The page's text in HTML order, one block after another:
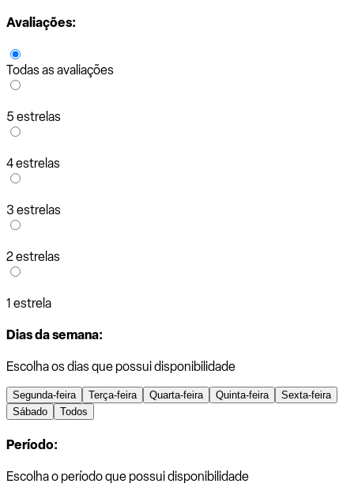
Avaliações:
Todas as avaliações
5 estrelas
4 estrelas
3 estrelas
2 estrelas
1 estrela
Dias da semana:
Escolha os dias que possui disponibilidade
Segunda-feira Terça-feira Quarta-feira Quinta-feira
Sexta-feira
Sábado
Todos
Período:
Escolha o período que possui disponibilidade